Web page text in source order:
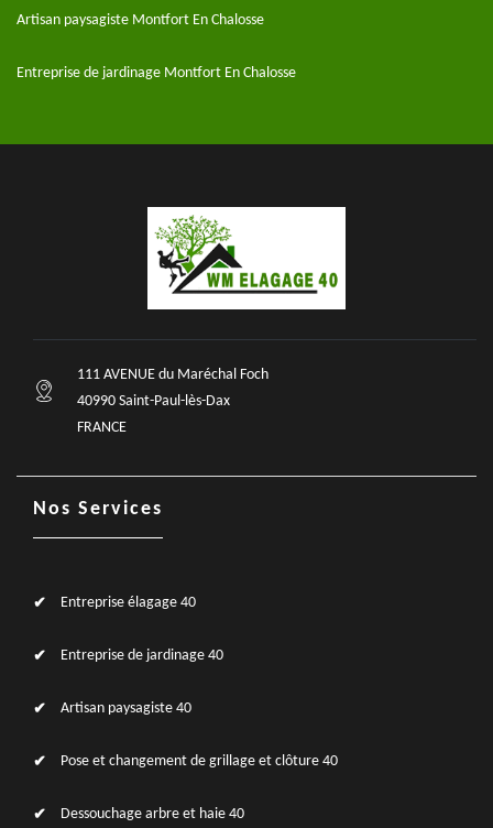
Artisan paysagiste Montfort En Chalosse
Entreprise de jardinage Montfort En Chalosse
111 AVENUE du Maréchal Foch
40990 Saint-Paul-lès-Dax
FRANCE
Nos Services
Entreprise élagage 40
Entreprise de jardinage 40
Artisan paysagiste 40
Pose et changement de grillage et clôture 40
Dessouchage arbre et haie 40